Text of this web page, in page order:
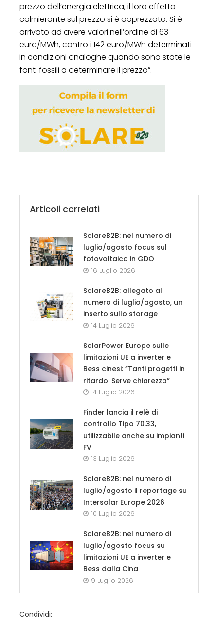
prezzo dell’energia elettrica, il loro effetto
calmierante sul prezzo si è apprezzato. Si è
arrivato ad avere valori nell’ordine di 63
euro/MWh, contro i 142 euro/MWh determinati
in condizioni analoghe quando sono state le
fonti fossili a determinare il prezzo”.
Articoli correlati
SolareB2B: nel numero di
luglio/agosto focus sul
fotovoltaico in GDO
16 Luglio 2026
SolareB2B: allegato al
numero di luglio/agosto, un
inserto sullo storage
14 Luglio 2026
SolarPower Europe sulle
limitazioni UE a inverter e
Bess cinesi: “Tanti progetti in
ritardo. Serve chiarezza”
14 Luglio 2026
Finder lancia il relè di
controllo Tipo 70.33,
utilizzabile anche su impianti
FV
13 Luglio 2026
SolareB2B: nel numero di
luglio/agosto il reportage su
Intersolar Europe 2026
10 Luglio 2026
SolareB2B: nel numero di
luglio/agosto focus su
limitazioni UE a inverter e
Bess dalla Cina
9 Luglio 2026
Condividi: